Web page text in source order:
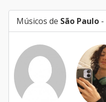
Músicos de São Paulo -